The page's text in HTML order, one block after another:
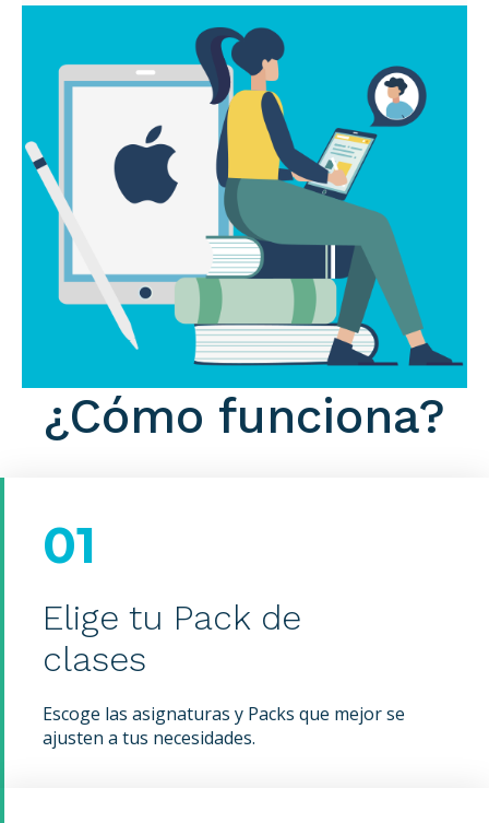
¿Cómo funciona?
01
Elige tu Pack de
clases
Escoge las asignaturas y Packs que mejor se
ajusten a tus necesidades.